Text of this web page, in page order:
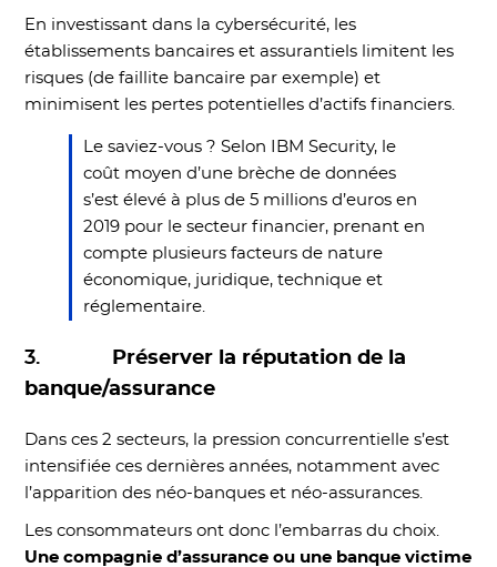
En investissant dans la cybersécurité, les
établissements bancaires et assurantiels limitent les
risques (de faillite bancaire par exemple) et
minimisent les pertes potentielles d’actifs financiers.
Le saviez-vous ? Selon IBM Security, le
coût moyen d’une brèche de données
s’est élevé à plus de 5 millions d’euros en
2019 pour le secteur financier, prenant en
compte plusieurs facteurs de nature
économique, juridique, technique et
réglementaire.
3.
Préserver la réputation de la
banque/assurance
Dans ces 2 secteurs, la pression concurrentielle s’est
intensifiée ces dernières années, notamment avec
l’apparition des néo-banques et néo-assurances.
Les consommateurs ont donc l’embarras du choix.
Une compagnie d’assurance ou une banque victime